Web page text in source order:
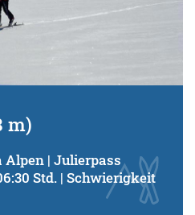
m)
| Julierpass
Std. | Schwierigkeit